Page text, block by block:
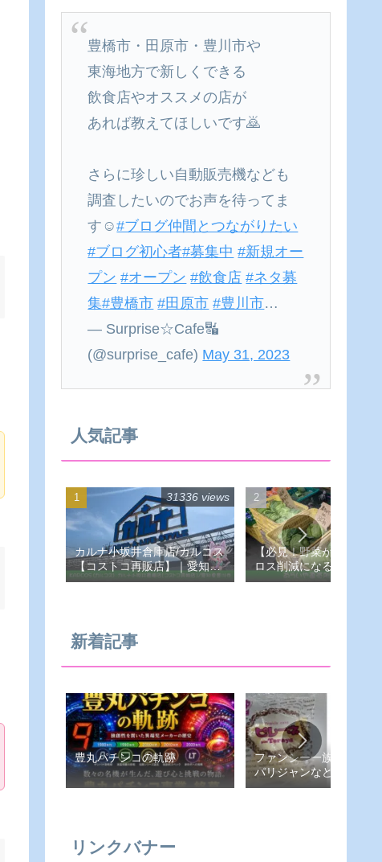
豊橋市・田原市・豊川市や
東海地方で新しくできる
飲食店やオススメの店が
あれば教えてほしいです🙇
さらに珍しい自動販売機なども
調査したいのでお声を待ってま
す☺#ブログ仲間とつながりたい
#ブログ初心者#募集中 #新規オー
プン #オープン #飲食店 #ネタ募
集#豊橋市 #田原市 #豊川市…
— Surprise☆Cafe🔣
(@surprise_cafe) May 31, 2023
人気記事
カルナ小坂井倉庫店/カルコス
【コストコ再販店】｜愛知県-
豊川市
31336 views
【必見！野菜が安い！フ
ロス削減になる！あらい
売所】愛知県-豊橋市
新着記事
豊丸パチンコの軌跡
ファンシー一族（ピレー
パリジャンなど）
リンクバナー